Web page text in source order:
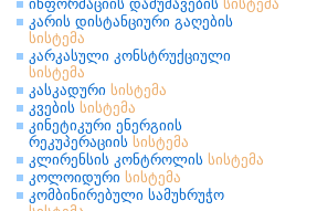
ინფორმაციის დამუშავების სისტემა
კარის დისტანციური გაღების
სისტემა
კარკასული კონსტრუქციული
სისტემა
კასკადური სისტემა
კვების სისტემა
კინეტიკური ენერგიის
რეკუპერაციის სისტემა
კლირენსის კონტროლის სისტემა
კოლოიდური სისტემა
კომბინირებული სამუხრუჭო